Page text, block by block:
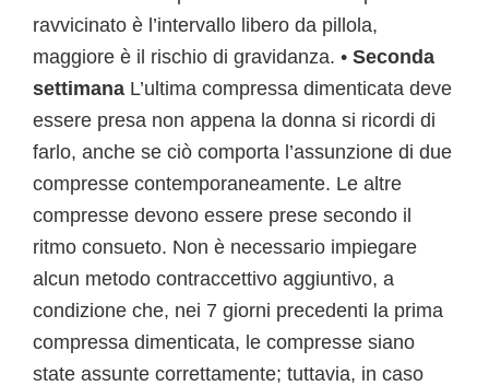
ravvicinato è l’intervallo libero da pillola,
maggiore è il rischio di gravidanza. • Seconda
settimana L’ultima compressa dimenticata deve
essere presa non appena la donna si ricordi di
farlo, anche se ciò comporta l’assunzione di due
compresse contemporaneamente. Le altre
compresse devono essere prese secondo il
ritmo consueto. Non è necessario impiegare
alcun metodo contraccettivo aggiuntivo, a
condizione che, nei 7 giorni precedenti la prima
compressa dimenticata, le compresse siano
state assunte correttamente; tuttavia, in caso